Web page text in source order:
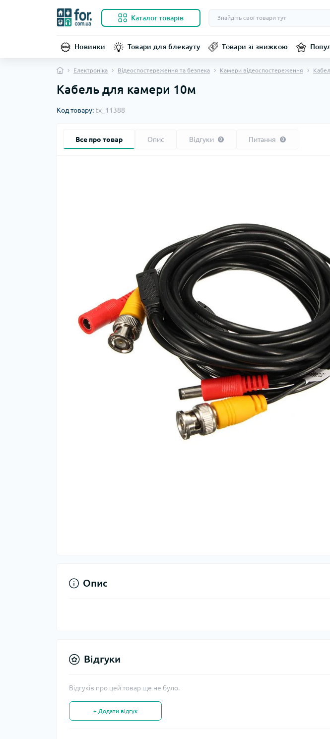
Каталог товарів
Новинки Товари для блекауту Товари зі знижкою
Електроніка Відеоспостереження та безпека Камери відеоспостереження
Кабель для камери 10м
Код товару: tx_11388
Все про товар Опис Відгуки 0 Питання 0
Опис
Відгуки
Відгуків про цей товар ще не було.
+ Додати відгук